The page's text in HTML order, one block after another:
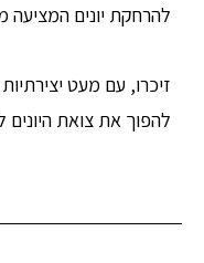
להרחקת יונים המציעה
זיכרו, עם מעט
להפוך את צואת